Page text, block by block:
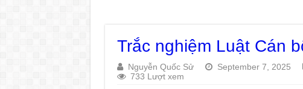
Trắc nghiệm Luật Cán
Nguyễn Quốc Sử September 7, 2025
733 Lượt xem